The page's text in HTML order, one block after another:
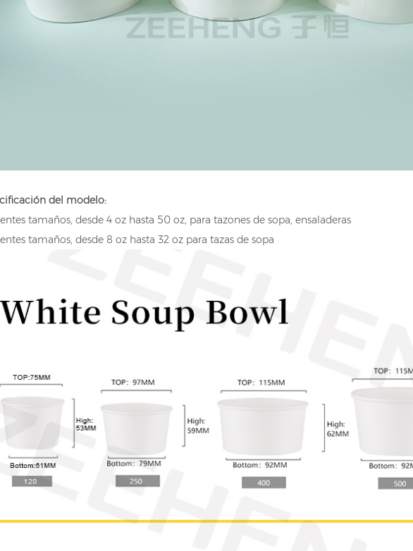
del modelo:
tamaños, desde 4 oz hasta 50 oz, para tazones de sopa, ensaladeras
tamaños, desde 8 oz hasta 32 oz para tazas de sopa